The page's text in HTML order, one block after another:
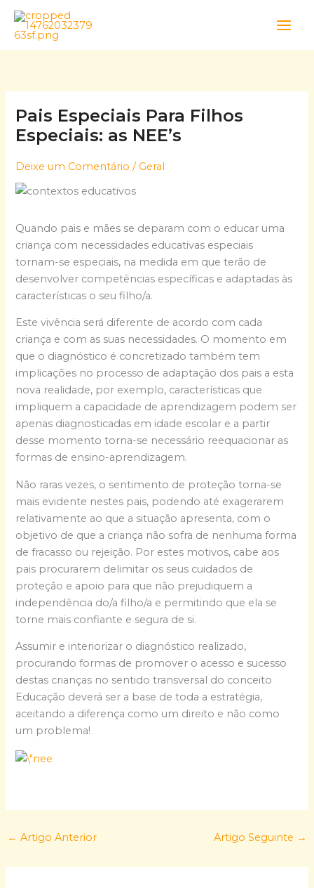
Skip
content
Pais Especiais Para Filhos
Especiais: as NEE’s
Deixe um Comentário / Geral
Quando pais e mães se deparam com o educar uma
criança com necessidades educativas especiais
tornam-se especiais, na medida em que terão de
desenvolver competências específicas e adaptadas às
características o seu filho/a.
Este vivência será diferente de acordo com cada
criança e com as suas necessidades. O momento em
que o diagnóstico é concretizado também tem
implicações no processo de adaptação dos pais a esta
nova realidade, por exemplo, características que
impliquem a capacidade de aprendizagem podem ser
apenas diagnosticadas em idade escolar e a partir
desse momento torna-se necessário reequacionar as
formas de ensino-aprendizagem.
Não raras vezes, o sentimento de proteção torna-se
mais evidente nestes pais, podendo até exagerarem
relativamente ao que a situação apresenta, com o
objetivo de que a criança não sofra de nenhuma forma
de fracasso ou rejeição. Por estes motivos, cabe aos
pais procurarem delimitar os seus cuidados de
proteção e apoio para que não prejudiquem a
independência do/a filho/a e permitindo que ela se
torne mais confiante e segura de si.
Assumir e interiorizar o diagnóstico realizado,
procurando formas de promover o acesso e sucesso
destas crianças no sentido transversal do conceito
Educação deverá ser a base de toda a estratégia,
aceitando a diferença como um direito e não como
um problema!
← Artigo Anterior Artigo Seguinte →